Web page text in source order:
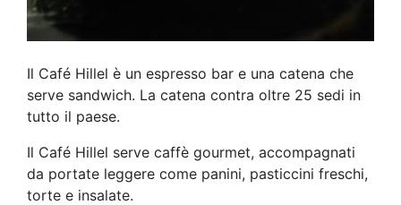
Il Café Hillel è un espresso bar e una catena che
serve sandwich. La catena contra oltre 25 sedi in
tutto il paese.
Il Café Hillel serve caffè gourmet, accompagnati
da portate leggere come panini, pasticcini freschi,
torte e insalate.